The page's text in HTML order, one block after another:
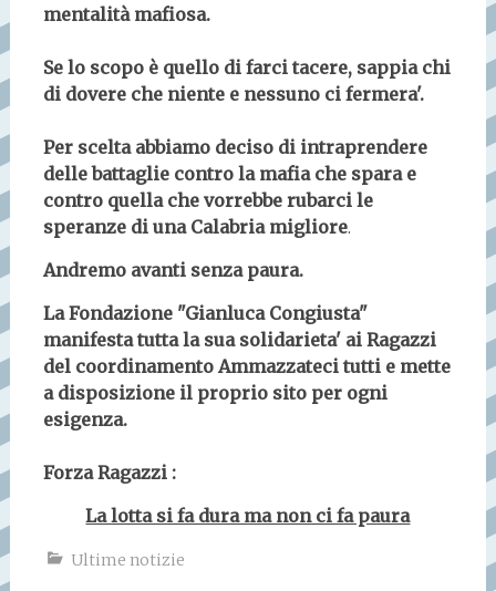
mentalità mafiosa.
Se lo scopo è quello di farci tacere, sappia chi
di dovere che niente e nessuno ci fermera'.
Per scelta abbiamo deciso di intraprendere
delle battaglie contro la mafia che spara e
contro quella che vorrebbe rubarci le
speranze di una Calabria migliore.
Andremo avanti senza paura.
La Fondazione "Gianluca Congiusta"
manifesta tutta la sua solidarieta' ai Ragazzi
del coordinamento Ammazzateci tutti e mette
a disposizione il proprio sito per ogni
esigenza.
Forza Ragazzi :
La lotta si fa dura ma non ci fa paura
Ultime notizie